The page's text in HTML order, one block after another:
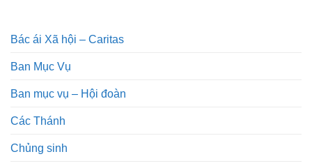
Bác ái Xã hội – Caritas
Ban Mục Vụ
Ban mục vụ – Hội đoàn
Các Thánh
Chủng sinh